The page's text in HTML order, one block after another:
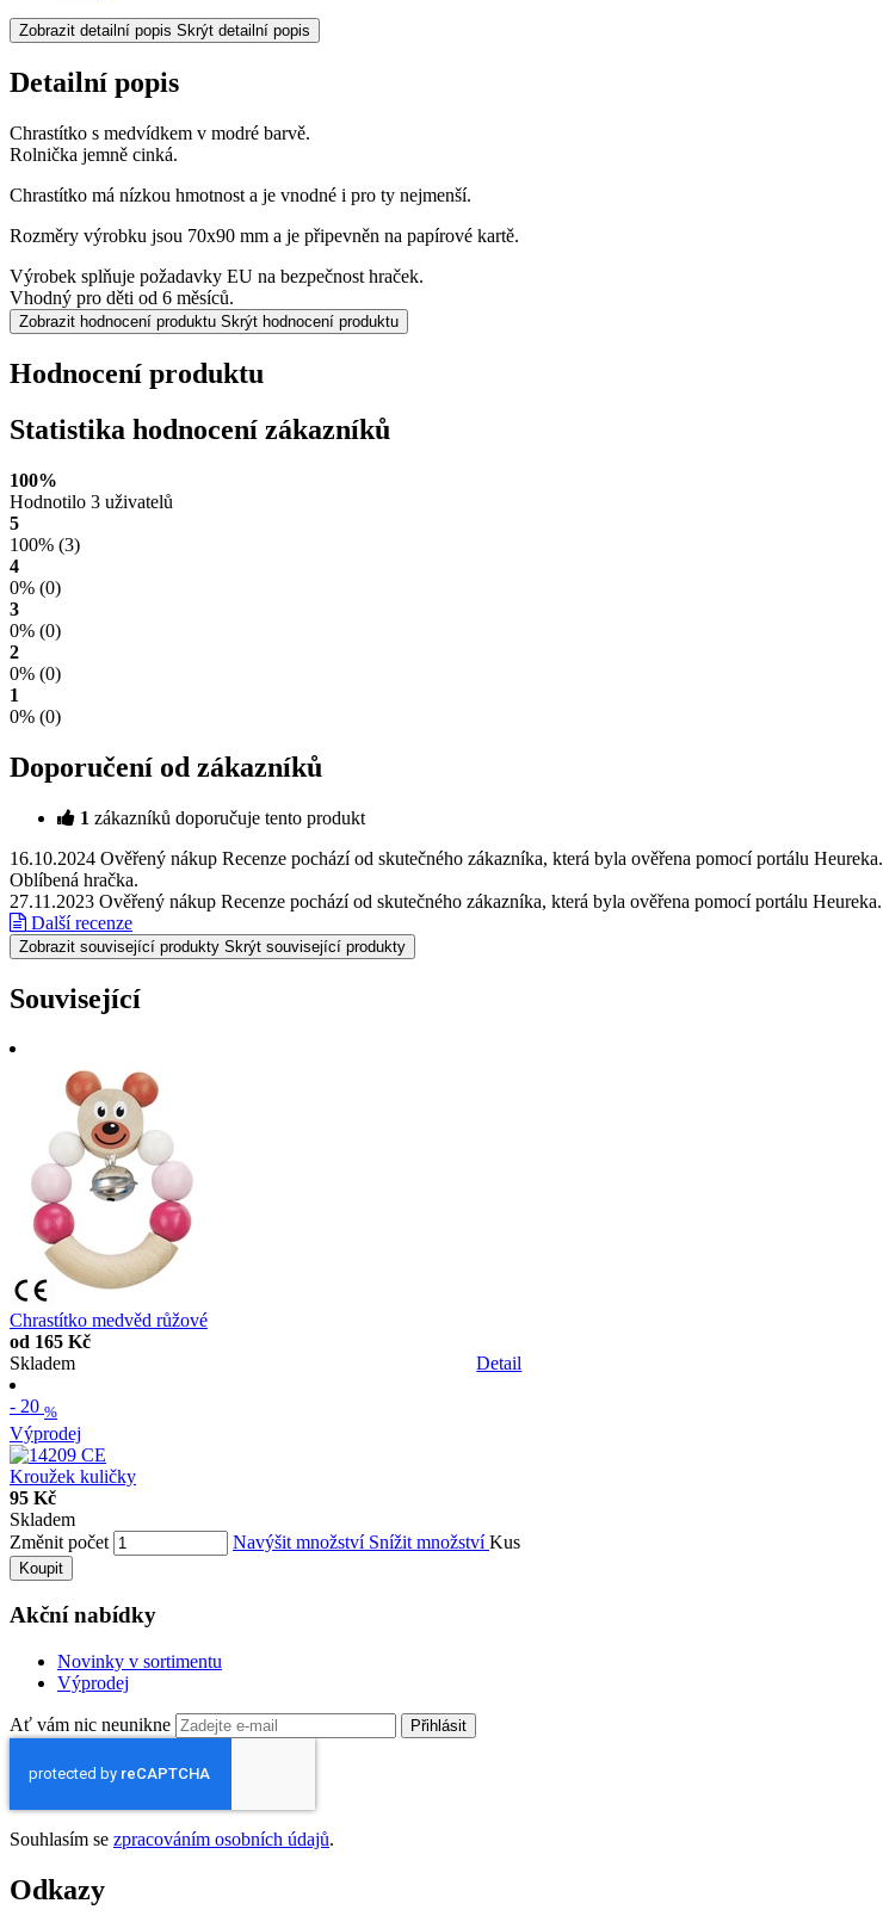
Zobrazit detailní popis Skrýt detailní popis
Detailní popis
Chrastítko s medvídkem v modré barvě.
Rolnička jemně cinká.
Chrastítko má nízkou hmotnost a je vnodné i pro ty nejmenší.
Rozměry výrobku jsou 70x90 mm a je připevněn na papírové kartě.
Výrobek splňuje požadavky EU na bezpečnost hraček.
Vhodný pro děti od 6 měsíců.
Zobrazit hodnocení produktu Skrýt hodnocení produktu
Hodnocení produktu
Statistika hodnocení zákazníků
100%
Hodnotilo 3 uživatelů
5
100% (3)
4
0% (0)
3
0% (0)
2
0% (0)
1
0% (0)
Doporučení od zákazníků
1 zákazníků doporučuje tento produkt
16.10.2024 Ověřený nákup Recenze pochází od skutečného zákazníka, která byla ověřena pomocí portálu Heureka.
Oblíbená hračka.
27.11.2023 Ověřený nákup Recenze pochází od skutečného zákazníka, která byla ověřena pomocí portálu Heureka.
Další recenze
Zobrazit související produkty Skrýt související produkty
Související
Chrastítko medvěd růžové
od 165 Kč
Skladem
Detail
- 20 %
Výprodej
Kroužek kuličky
95 Kč
Skladem
Změnit počet
Navýšit množství Snížit množstvíKus
Koupit
Akční nabídky
Novinky v sortimentu
Výprodej
Ať vám nic neunikne Přihlásit
Souhlasím se zpracováním osobních údajů.
Odkazy